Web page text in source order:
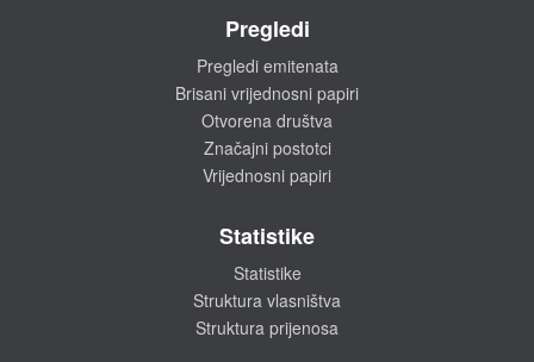
Pregledi
Pregledi emitenata
Brisani vrijednosni papiri
Otvorena društva
Značajni postotci
Vrijednosni papiri
Statistike
Statistike
Struktura vlasništva
Struktura prijenosa